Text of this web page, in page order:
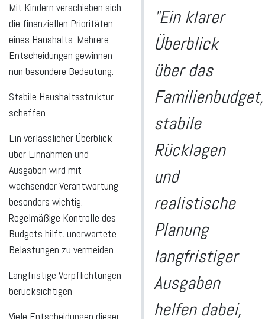
Mit Kindern verschieben sich
die finanziellen Prioritäten
eines Haushalts. Mehrere
Entscheidungen gewinnen
nun besondere Bedeutung.
Stabile Haushaltsstruktur
schaffen
Ein verlässlicher Überblick
über Einnahmen und
Ausgaben wird mit
wachsender Verantwortung
besonders wichtig.
Regelmäßige Kontrolle des
Budgets hilft, unerwartete
Belastungen zu vermeiden.
Langfristige Verpflichtungen
berücksichtigen
"Ein klarer
Überblick
über das
Familienbudget,
stabile
Rücklagen
und
realistische
Planung
langfristiger
Ausgaben
helfen dabei,